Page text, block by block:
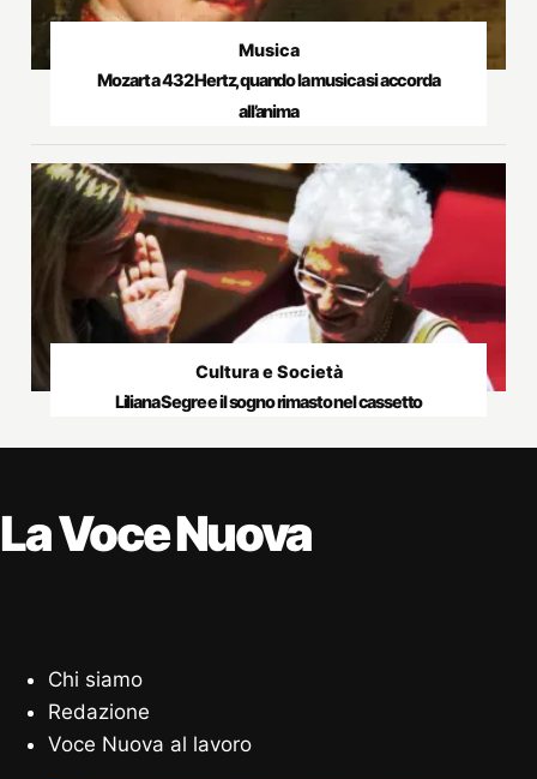
Musica
Mozart a 432 Hertz, quando la musica si accorda
all’anima
Cultura e Società
Liliana Segre e il sogno rimasto nel cassetto
La Voce Nuova
Chi siamo
Redazione
Voce Nuova al lavoro